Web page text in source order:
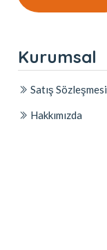
Kurumsal
Satış Sözleşmesi
Hakkımızda